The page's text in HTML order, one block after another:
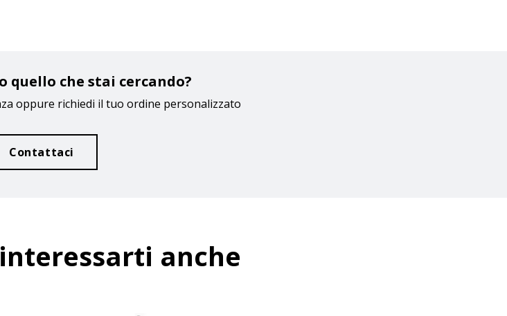
quello che stai cercando?
oppure richiedi il tuo ordine personalizzato
Contattaci
anche